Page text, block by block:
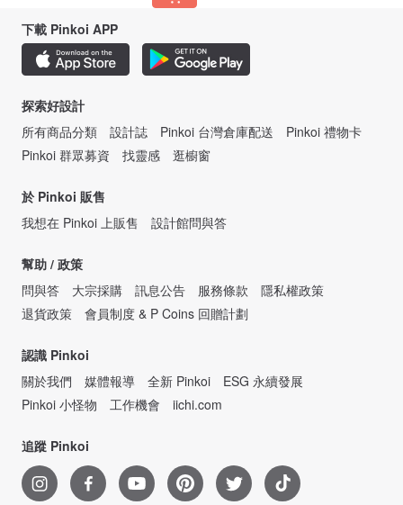
下載 Pinkoi APP
探索好設計
所有商品分類
設計誌 Pinkoi 台灣倉庫配送
Pinkoi 禮物卡
Pinkoi 群眾募資
找靈感 逛櫥窗
於 Pinkoi 販售
我想在 Pinkoi 上販售
設計館問與答
幫助 / 政策
問與答
大宗採購 訊息公告 服務條款
隱私權政策
退貨政策
會員制度 & P Coins 回贈計劃
認識 Pinkoi
關於我們
媒體報導 全新 Pinkoi
ESG 永續發展
Pinkoi 小怪物
工作機會 iichi.com
追蹤 Pinkoi